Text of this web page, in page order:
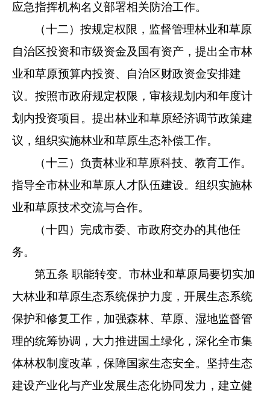
应急指挥机构名义部署相关防治工作。
（十二）按规定权限，监督管理林业和草原
自治区投资和市级资金及国有资产，提出全市林
业和草原预算内投资、自治区财政资金安排建
议。按照市政府规定权限，审核规划内和年度计
划内投资项目。提出林业和草原经济调节政策建
议，组织实施林业和草原生态补偿工作。
（十三）负责林业和草原科技、教育工作。
指导全市林业和草原人才队伍建设。组织实施林
业和草原技术交流与合作。
（十四）完成市委、市政府交办的其他任
务。
第五条 职能转变。市林业和草原局要切实加
大林业和草原生态系统保护力度，开展生态系统
保护和修复工作，加强森林、 草原、湿地监督管
理的统筹协调，大力推进国土绿化，深化全市集
体林权制度改革，保障国家生态安全。坚持生态
建设产业化与产业发展生态化协同发力，建立健